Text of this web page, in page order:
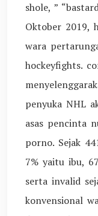
shole, ”
Oktober 2019,
wara
hockeyfights.
penyuka NHL
asas pencinta
porno. Sejak
7% yaitu ibu,
serta invalid
konvensional